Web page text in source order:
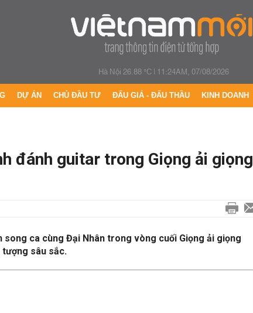
Hà Nội 26.88 °C| 11:24AM, 07/08/2026
DỰ ÁN CHỦ ĐẦU TƯ ĐẤU GIÁ - ĐẤU THẦU KINH DOANH
đánh guitar trong Giọng ải giọng
song ca cùng Đại Nhân trong vòng cuối Giọng ải giọng
tượng sâu sắc.